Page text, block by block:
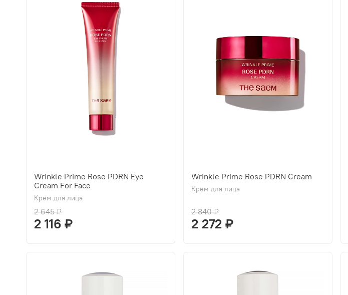
Wrinkle Prime Rose PDRN Eye
Cream For Face
Крем для лица
2 645 ₽
2 116 ₽
Wrinkle Prime Rose PDRN Cream
Крем для лица
2 840 ₽
2 272 ₽